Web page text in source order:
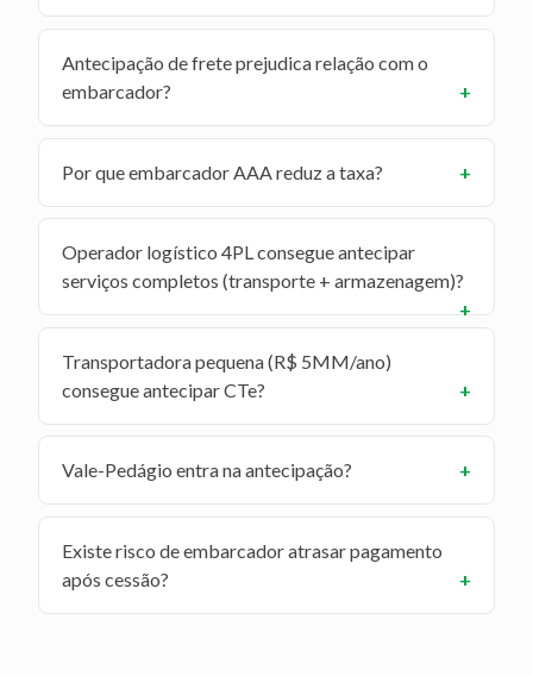
Antecipação de frete prejudica relação com o
embarcador?
Por que embarcador AAA reduz a taxa?
Operador logístico 4PL consegue antecipar
serviços completos (transporte + armazenagem)?
Transportadora pequena (R$ 5MM/ano)
consegue antecipar CTe?
Vale-Pedágio entra na antecipação?
Existe risco de embarcador atrasar pagamento
após cessão?